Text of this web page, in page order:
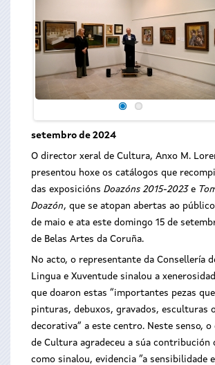
setembro de 2024
O director xeral de Cultura, Anxo M.
presentou hoxe os catálogos que
das exposicións Doazóns 2015-2023 e
Doazón, que se atopan abertas ao
de maio e ata este domingo 15 de
de Belas Artes da Coruña.
No acto, o representante da Consellería
Lingua e Xuventude sinalou a
que doaron estas “importantes pezas
pinturas, debuxos, gravados, esculturas
decorativa” a este centro. Neste senso,
de Cultura agradeceu a súa contribución
como sinalou, evidencia “a sensibilidade